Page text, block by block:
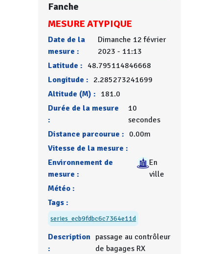
Fanche
MESURE ATYPIQUE
Date de la
mesure :
Dimanche 12 février
2023 - 11:13
Latitude : 48.795114846668
Longitude : 2.285273241699
Altitude (M) : 181.0
Durée de la mesure
:
10
secondes
Distance parcourue : 0.00m
Vitesse de la mesure :
Environnement de
mesure :
En
ville
Météo :
Tags :
series_ecb9fdbc6c7364e11d
Description
:
passage au contrôleur
de bagages RX